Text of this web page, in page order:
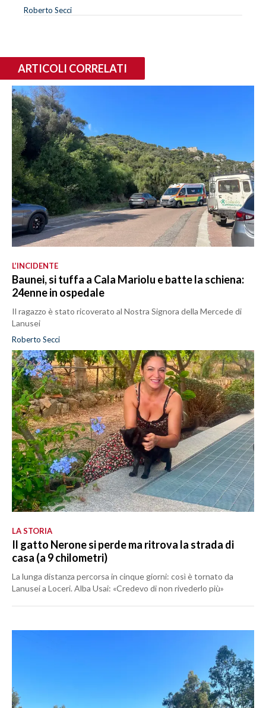
Roberto Secci
ARTICOLI CORRELATI
L’INCIDENTE
Baunei, si tuffa a Cala Mariolu e batte la schiena:
24enne in ospedale
Il ragazzo è stato ricoverato al Nostra Signora della Mercede di
Lanusei
Roberto Secci
LA STORIA
Il gatto Nerone si perde ma ritrova la strada di
casa (a 9 chilometri)
La lunga distanza percorsa in cinque giorni: così è tornato da
Lanusei a Loceri. Alba Usai: «Credevo di non rivederlo più»